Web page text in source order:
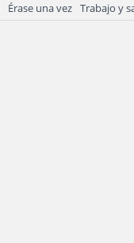
Érase una vez Trabajo y